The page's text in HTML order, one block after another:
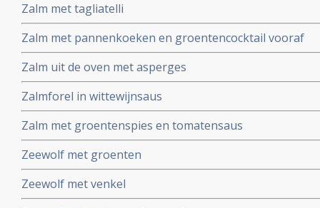
Zalm met tagliatelli
Zalm met pannenkoeken en groentencocktail vooraf
Zalm uit de oven met asperges
Zalmforel in wittewijnsaus
Zalm met groentenspies en tomatensaus
Zeewolf met groenten
Zeewolf met venkel